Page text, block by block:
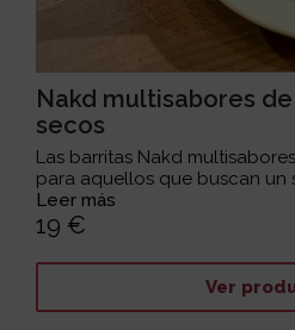
Nakd multisabores
secos
Las barritas Nakd
para aquellos que buscan un
Leer más
19 €
Ver